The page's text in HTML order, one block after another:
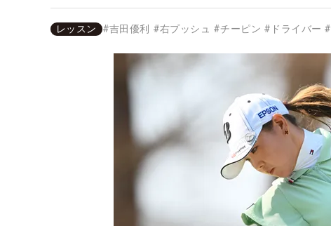
レッスン #吉田優利 #右プッシュ #チーピン # ドライバー #